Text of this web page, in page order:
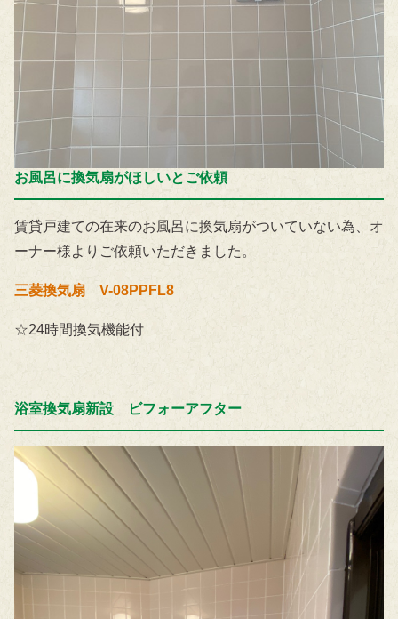
お風呂に換気扇がほしいとご依頼
賃貸戸建ての在来のお風呂に換気扇がついていない為、オ
ーナー様よりご依頼いただきました。
三菱換気扇 V-08PPFL8
☆24時間換気機能付
浴室換気扇新設 ビフォーアフター